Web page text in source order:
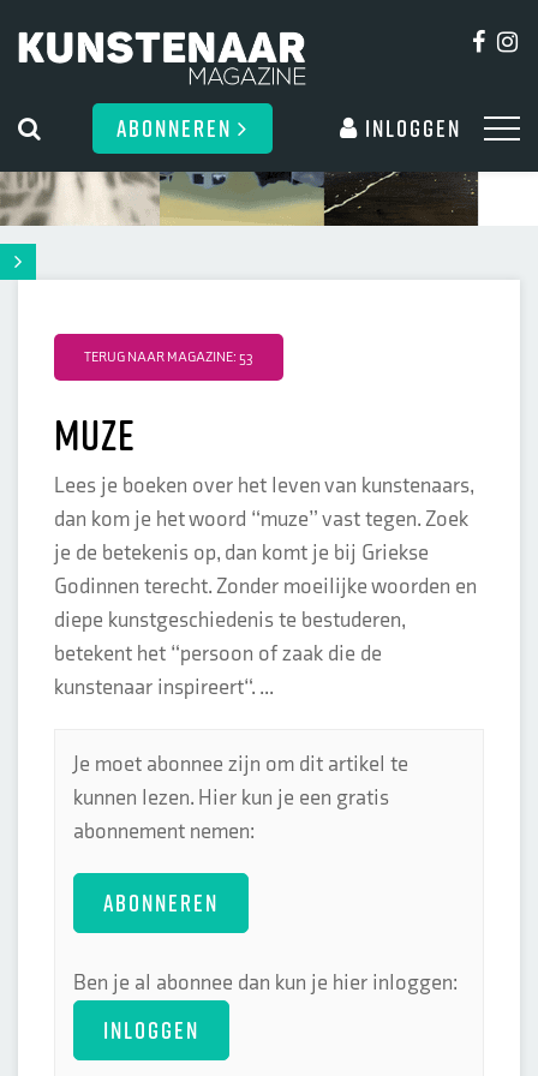
ABONNEREN Inloggen
TERUG NAAR MAGAZINE: 53
muze
Lees je boeken over het leven van kunstenaars,
dan kom je het woord “muze” vast tegen. Zoek
je de betekenis op, dan komt je bij Griekse
Godinnen terecht. Zonder moeilijke woorden en
diepe kunstgeschiedenis te bestuderen,
betekent het “persoon of zaak die de
kunstenaar inspireert“. ...
Je moet abonnee zijn om dit artikel te
kunnen lezen. Hier kun je een gratis
abonnement nemen:
ABONNEREN
Ben je al abonnee dan kun je hier inloggen:
INLOGGEN